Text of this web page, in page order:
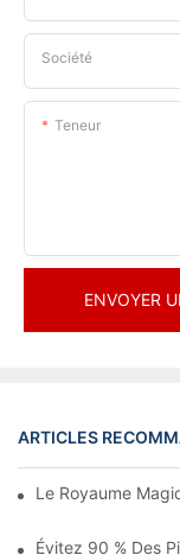
Société
Teneur
ENVOYER
ARTICLES
Le Royaume
Évitez 90 % Des